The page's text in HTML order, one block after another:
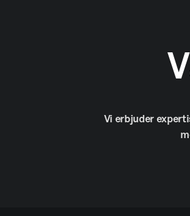
Vi erbjuder